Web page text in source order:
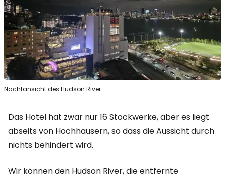
Nachtansicht des Hudson River
Das Hotel hat zwar nur 16 Stockwerke, aber es liegt
abseits von Hochhäusern, so dass die Aussicht durch
nichts behindert wird.
Wir können den Hudson River, die entfernte